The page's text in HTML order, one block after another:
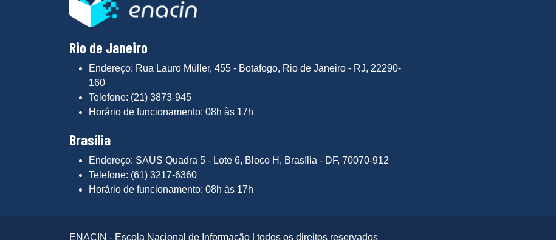
Rio de Janeiro
Endereço: Rua Lauro Müller, 455 - Botafogo, Rio de Janeiro - RJ, 22290-
160
Telefone: (21) 3873-945
Horário de funcionamento: 08h às 17h
Brasília
Endereço: SAUS Quadra 5 - Lote 6, Bloco H, Brasília - DF, 70070-912
Telefone: (61) 3217-6360
Horário de funcionamento: 08h às 17h
ENACIN - Escola Nacional de Informação | todos os direitos reservados